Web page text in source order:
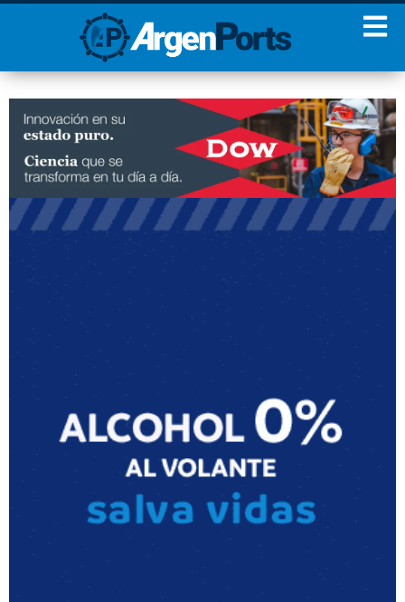
¡Sumate a nuestro
Newsletter!
Nombre Apellidos
Email